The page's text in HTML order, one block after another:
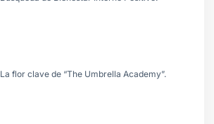
La flor clave de “The Umbrella Academy”.